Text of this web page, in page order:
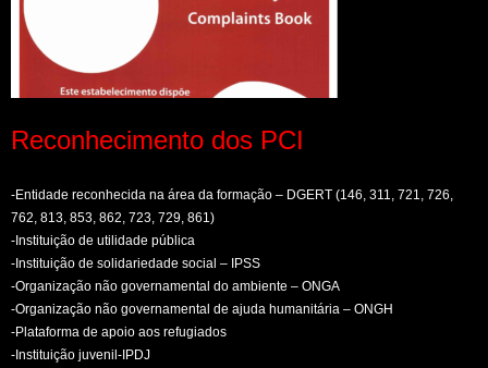
Reconhecimento dos PCI
-Entidade reconhecida na área da formação – DGERT (146, 311, 721, 726,
762, 813, 853, 862, 723, 729, 861)
-Instituição de utilidade pública
-Instituição de solidariedade social – IPSS
-Organização não governamental do ambiente – ONGA
-Organização não governamental de ajuda humanitária – ONGH
-Plataforma de apoio aos refugiados
-Instituição juvenil-IPDJ